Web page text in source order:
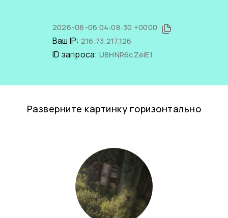
2026-08-06 04:08:30 +0000
Ваш IP: 216.73.217.126
ID запроса: U8HNR6cZeiE1
Разверните картинку горизонтально